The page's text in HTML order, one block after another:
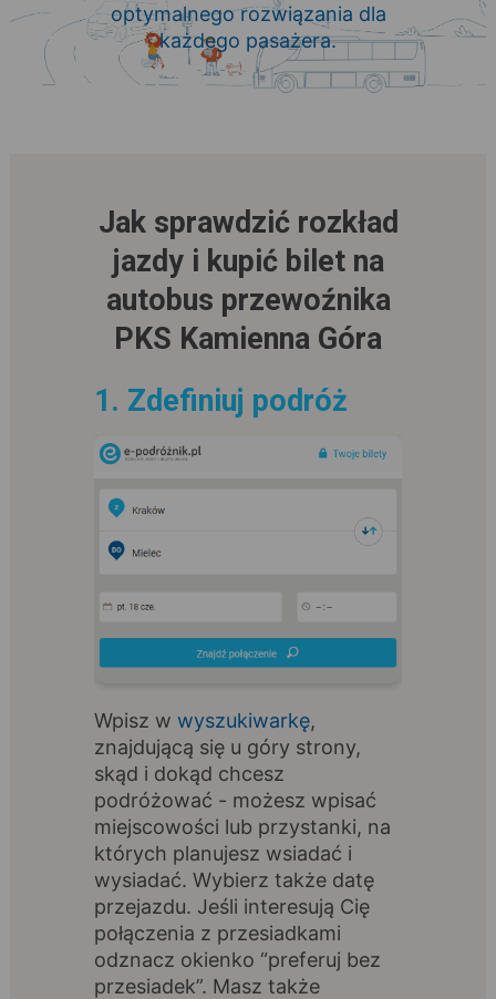
optymalnego rozwiązania dla
każdego pasażera.
Jak sprawdzić rozkład
jazdy i kupić bilet na
autobus przewoźnika
PKS Kamienna Góra
1. Zdefiniuj podróż
Wpisz w wyszukiwarkę,
znajdującą się u góry strony,
skąd i dokąd chcesz
podróżować - możesz wpisać
miejscowości lub przystanki, na
których planujesz wsiadać i
wysiadać. Wybierz także datę
przejazdu. Jeśli interesują Cię
połączenia z przesiadkami
odznacz okienko “preferuj bez
przesiadek”. Masz także